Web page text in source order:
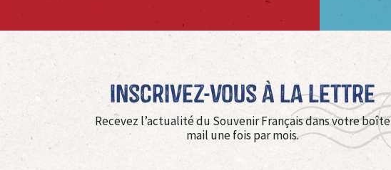
Inscrivez-vous à La Lettre
Recevez l’actualité du Souvenir Français dans votre boîte
mail une fois par mois.